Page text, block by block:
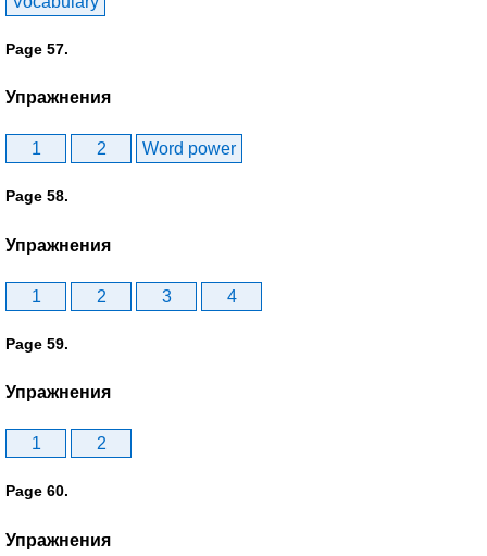
Page 57.
Упражнения
1 2 Word power
Page 58.
Упражнения
1 2 3 4
Page 59.
Упражнения
1 2
Page 60.
Упражнения